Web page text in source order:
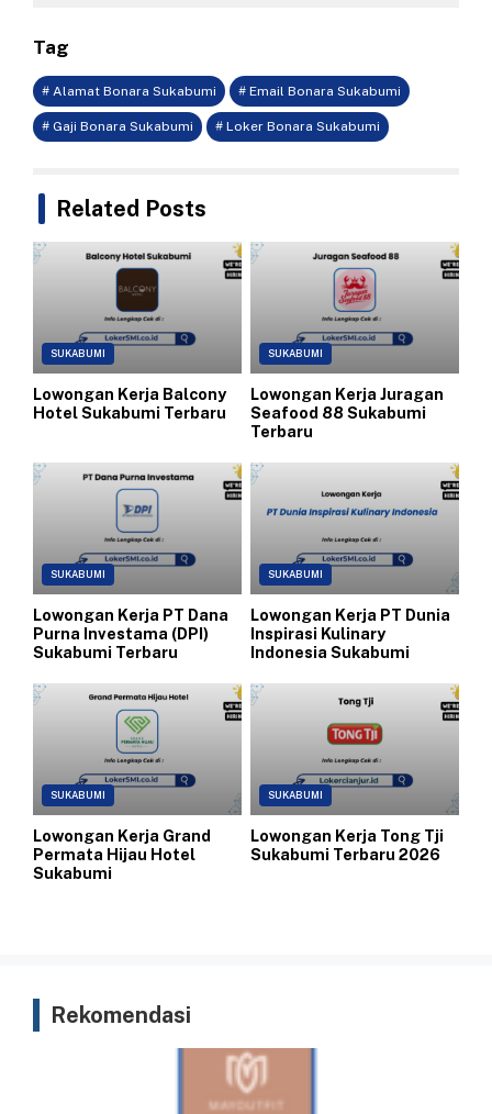
Tag
# Alamat Bonara Sukabumi # Email Bonara Sukabumi
# Gaji Bonara Sukabumi # Loker Bonara Sukabumi
Related Posts
SUKABUMI
Lowongan Kerja Balcony
Hotel Sukabumi Terbaru
SUKABUMI
Lowongan Kerja Juragan
Seafood 88 Sukabumi
Terbaru
SUKABUMI
Lowongan Kerja PT Dana
Purna Investama (DPI)
Sukabumi Terbaru
SUKABUMI
Lowongan Kerja PT Dunia
Inspirasi Kulinary
Indonesia Sukabumi
SUKABUMI
Lowongan Kerja Grand
Permata Hijau Hotel
Sukabumi
SUKABUMI
Lowongan Kerja Tong Tji
Sukabumi Terbaru 2026
Rekomendasi